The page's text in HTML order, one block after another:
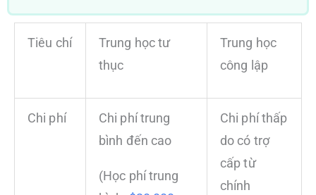
Tiêu chí
Trung học tư
thục
Trung học
công lập
Chi phí
Chi phí trung
bình đến cao
(Học phí trung
Chi phí thấp
do có trợ
cấp từ
chính